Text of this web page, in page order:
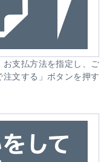
支払方法を指定し、ご
文する」ボタンを押す